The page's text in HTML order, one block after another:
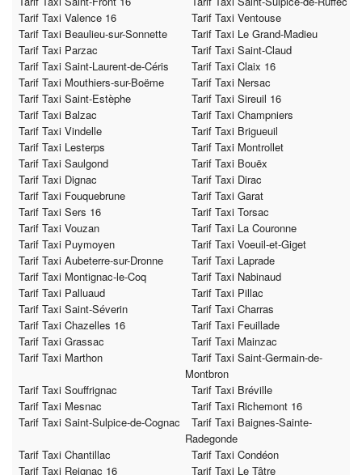
Tarif Taxi Valence 16
Tarif Taxi Ventouse
Tarif Taxi Beaulieu-sur-Sonnette
Tarif Taxi Le Grand-Madieu
Tarif Taxi Parzac
Tarif Taxi Saint-Claud
Tarif Taxi Saint-Laurent-de-Céris
Tarif Taxi Claix 16
Tarif Taxi Mouthiers-sur-Boëme
Tarif Taxi Nersac
Tarif Taxi Saint-Estèphe
Tarif Taxi Sireuil 16
Tarif Taxi Balzac
Tarif Taxi Champniers
Tarif Taxi Vindelle
Tarif Taxi Brigueuil
Tarif Taxi Lesterps
Tarif Taxi Montrollet
Tarif Taxi Saulgond
Tarif Taxi Bouëx
Tarif Taxi Dignac
Tarif Taxi Dirac
Tarif Taxi Fouquebrune
Tarif Taxi Garat
Tarif Taxi Sers 16
Tarif Taxi Torsac
Tarif Taxi Vouzan
Tarif Taxi La Couronne
Tarif Taxi Puymoyen
Tarif Taxi Voeuil-et-Giget
Tarif Taxi Aubeterre-sur-Dronne
Tarif Taxi Laprade
Tarif Taxi Montignac-le-Coq
Tarif Taxi Nabinaud
Tarif Taxi Palluaud
Tarif Taxi Pillac
Tarif Taxi Saint-Séverin
Tarif Taxi Charras
Tarif Taxi Chazelles 16
Tarif Taxi Feuillade
Tarif Taxi Grassac
Tarif Taxi Mainzac
Tarif Taxi Marthon
Tarif Taxi Saint-Germain-de-
Montbron
Tarif Taxi Souffrignac
Tarif Taxi Bréville
Tarif Taxi Mesnac
Tarif Taxi Richemont 16
Tarif Taxi Saint-Sulpice-de-Cognac
Tarif Taxi Baignes-Sainte-
Radegonde
Tarif Taxi Chantillac
Tarif Taxi Condéon
Tarif Taxi Reignac 16
Tarif Taxi Le Tâtre